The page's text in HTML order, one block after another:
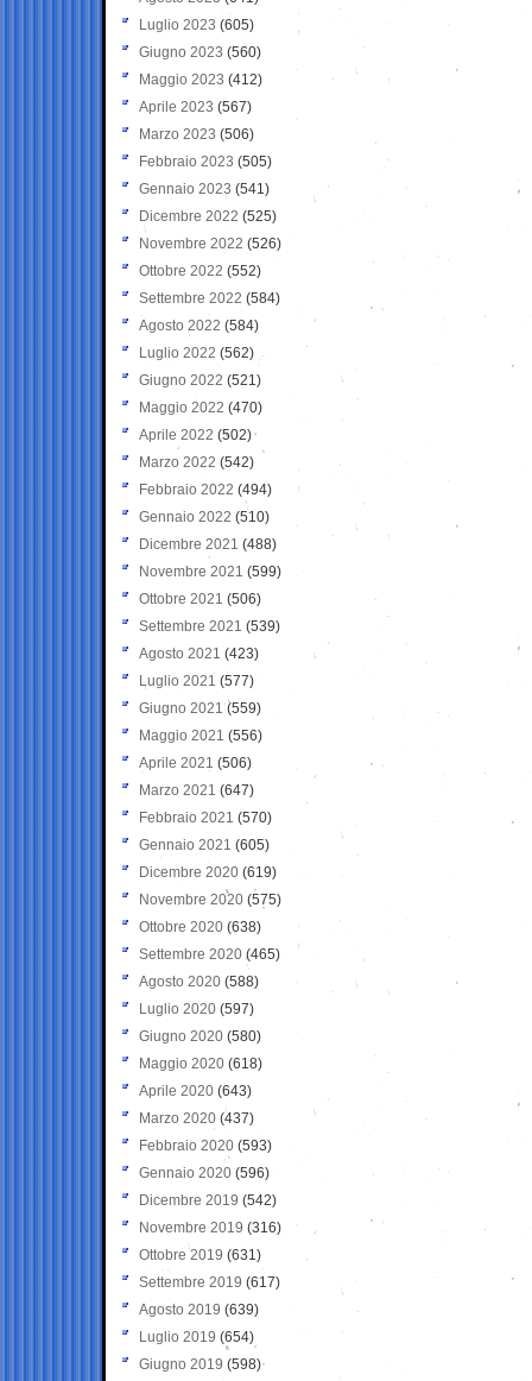
Luglio 2023 (605)
Giugno 2023 (560)
Maggio 2023 (412)
Aprile 2023 (567)
Marzo 2023 (506)
Febbraio 2023 (505)
Gennaio 2023 (541)
Dicembre 2022 (525)
Novembre 2022 (526)
Ottobre 2022 (552)
Settembre 2022 (584)
Agosto 2022 (584)
Luglio 2022 (562)
Giugno 2022 (521)
Maggio 2022 (470)
Aprile 2022 (502)
Marzo 2022 (542)
Febbraio 2022 (494)
Gennaio 2022 (510)
Dicembre 2021 (488)
Novembre 2021 (599)
Ottobre 2021 (506)
Settembre 2021 (539)
Agosto 2021 (423)
Luglio 2021 (577)
Giugno 2021(559)
Maggio 2021 (556)
Aprile 2021 (506)
Marzo 2021 (647)
Febbraio 2021 (570)
Gennaio 2021 (605)
Dicembre 2020 (619)
Novembre 2020 (575)
Ottobre 2020 (638)
Settembre 2020(465)
Agosto 2020 (588)
Luglio 2020 (597)
Giugno 2020 (580)
Maggio 2020 (618)
Aprile 2020 (643)
Marzo 2020 (437)
Febbraio 2020 (593)
Gennaio 2020 (596)
Dicembre 2019 (542)
Novembre 2019 (316)
Ottobre 2019 (631)
Settembre 2019 (617)
Agosto 2019 (639)
Luglio 2019 (654)
Giugno 2019 (598)